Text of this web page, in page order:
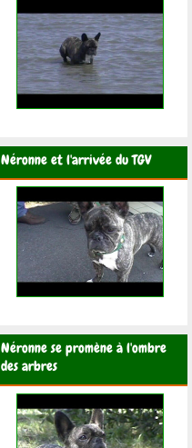
Néronne et l'arrivée du TGV
Néronne se promène à l'ombre
des arbres